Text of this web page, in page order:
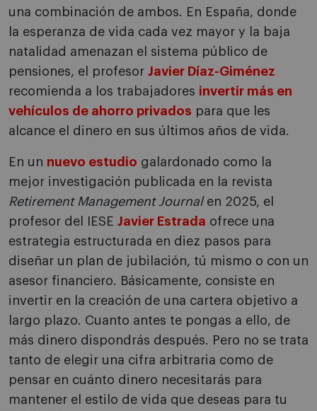
una combinación de ambos. En España, donde
la esperanza de vida cada vez mayor y la baja
natalidad amenazan el sistema público de
pensiones, el profesor Javier Díaz-Giménez
recomienda a los trabajadores invertir más en
vehículos de ahorro privados para que les
alcance el dinero en sus últimos años de vida.
En un nuevo estudio galardonado como la
mejor investigación publicada en la revista
Retirement Management Journalen 2025, el
profesor del IESE Javier Estrada ofrece una
estrategia estructurada en diez pasos para
diseñar un plan de jubilación, tú mismo o con un
asesor financiero. Básicamente, consiste en
invertir en la creación de una cartera objetivo a
largo plazo. Cuanto antes te pongas a ello, de
más dinero dispondrás después. Pero no se trata
tanto de elegir una cifra arbitraria como de
pensar en cuánto dinero necesitarás para
mantener el estilo de vida que deseas para tu